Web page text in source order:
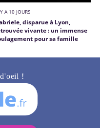
A 10 JOURS
disparue à Lyon,
vivante : un immense
pour sa famille
!